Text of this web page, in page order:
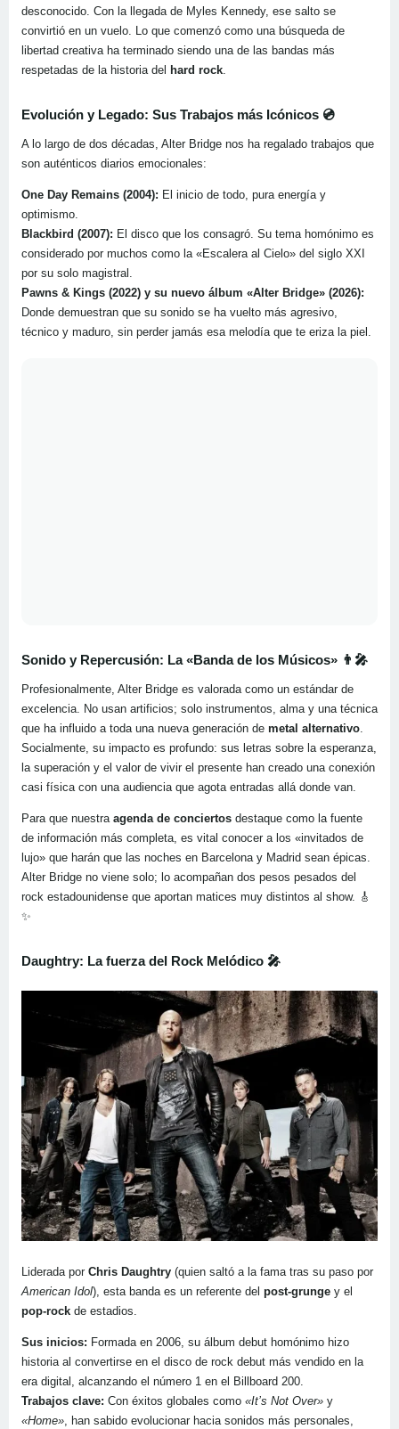
desconocido. Con la llegada de Myles Kennedy, ese salto se
convirtió en un vuelo. Lo que comenzó como una búsqueda de
libertad creativa ha terminado siendo una de las bandas más
respetadas de la historia del hard rock.
Evolución y Legado: Sus Trabajos más Icónicos 💿
A lo largo de dos décadas, Alter Bridge nos ha regalado trabajos que
son auténticos diarios emocionales:
One Day Remains (2004): El inicio de todo, pura energía y
optimismo.
Blackbird (2007): El disco que los consagró. Su tema homónimo es
considerado por muchos como la «Escalera al Cielo» del siglo XXI
por su solo magistral.
Pawns & Kings (2022) y su nuevo álbum «Alter Bridge» (2026):
Donde demuestran que su sonido se ha vuelto más agresivo,
técnico y maduro, sin perder jamás esa melodía que te eriza la piel.
Sonido y Repercusión: La «Banda de los Músicos» 👨‍🎤
Profesionalmente, Alter Bridge es valorada como un estándar de
excelencia. No usan artificios; solo instrumentos, alma y una técnica
que ha influido a toda una nueva generación de metal alternativo.
Socialmente, su impacto es profundo: sus letras sobre la esperanza,
la superación y el valor de vivir el presente han creado una conexión
casi física con una audiencia que agota entradas allá donde van.
Para que nuestra agenda de conciertos destaque como la fuente
de información más completa, es vital conocer a los «invitados de
lujo» que harán que las noches en Barcelona y Madrid sean épicas.
Alter Bridge no viene solo; lo acompañan dos pesos pesados del
rock estadounidense que aportan matices muy distintos al show. 🎸
✨
Daughtry: La fuerza del Rock Melódico 🎤
Liderada por Chris Daughtry (quien saltó a la fama tras su paso por
American Idol), esta banda es un referente del post-grunge y el
pop-rock de estadios.
Sus inicios: Formada en 2006, su álbum debut homónimo hizo
historia al convertirse en el disco de rock debut más vendido en la
era digital, alcanzando el número 1 en el Billboard 200.
Trabajos clave: Con éxitos globales como «It’s Not Over» y
«Home» , han sabido evolucionar hacia sonidos más personales,